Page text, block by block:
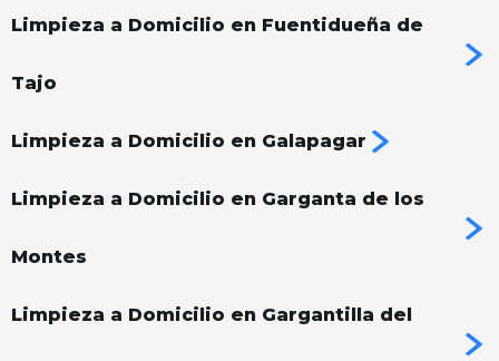
Limpieza a Domicilio en Fuentidueña de
Tajo
Limpieza a Domicilio en Galapagar
Limpieza a Domicilio en Garganta de los
Montes
Limpieza a Domicilio en Gargantilla del